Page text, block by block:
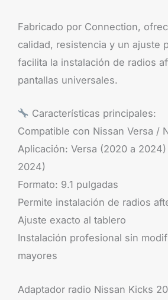
Fabricado por Connection,
calidad, resistencia y un ajuste
facilita la instalación de radios
pantallas universales.
Características principales:
Compatible con Nissan Versa /
Aplicación: Versa (2020 a
2024)
Formato: 9.1 pulgadas
Permite instalación de radios
Ajuste exacto al tablero
Instalación profesional sin
mayores
Adaptador radio Nissan Kicks